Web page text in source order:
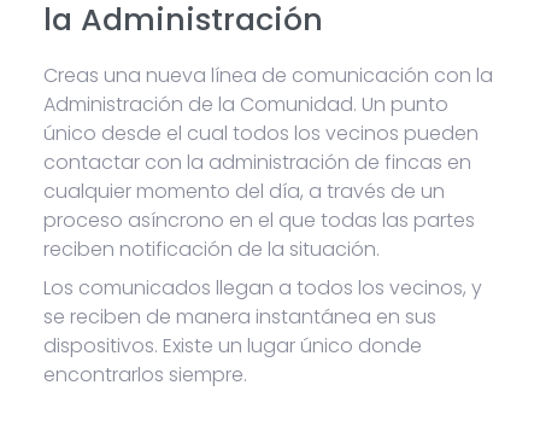
la Administración
Creas una nueva línea de comunicación con la
Administración de la Comunidad. Un punto
único desde el cual todos los vecinos pueden
contactar con la administración de fincas en
cualquier momento del día, a través de un
proceso asíncrono en el que todas las partes
reciben notificación de la situación.
Los comunicados llegan a todos los vecinos, y
se reciben de manera instantánea en sus
dispositivos. Existe un lugar único donde
encontrarlos siempre.